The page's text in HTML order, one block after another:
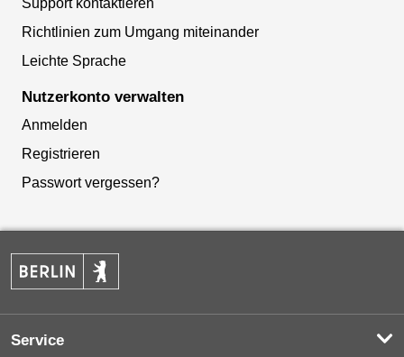
Support kontaktieren
Richtlinien zum Umgang miteinander
Leichte Sprache
Nutzerkonto verwalten
Anmelden
Registrieren
Passwort vergessen?
Service